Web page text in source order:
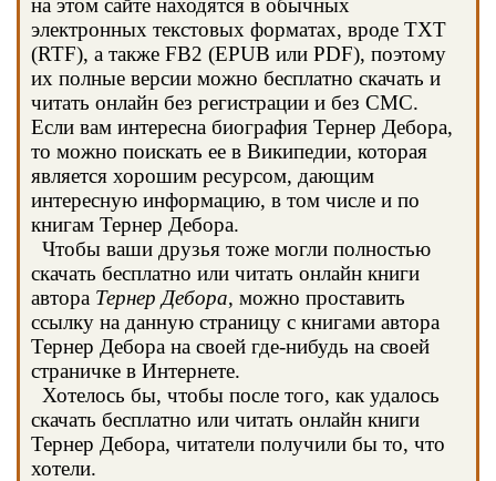
на этом сайте находятся в обычных
электронных текстовых форматах, вроде TXT
(RTF), а также FB2 (EPUB или PDF), поэтому
их полные версии можно бесплатно скачать и
читать онлайн без регистрации и без СМС.
Если вам интересна биография Тернер Дебора,
то можно поискать ее в Википедии, которая
является хорошим ресурсом, дающим
интересную информацию, в том числе и по
книгам Тернер Дебора.
Чтобы ваши друзья тоже могли полностью
скачать бесплатно или читать онлайн книги
автора Тернер Дебора, можно проставить
ссылку на данную страницу с книгами автора
Тернер Дебора на своей где-нибудь на своей
страничке в Интернете.
Хотелось бы, чтобы после того, как удалось
скачать бесплатно или читать онлайн книги
Тернер Дебора, читатели получили бы то, что
хотели.